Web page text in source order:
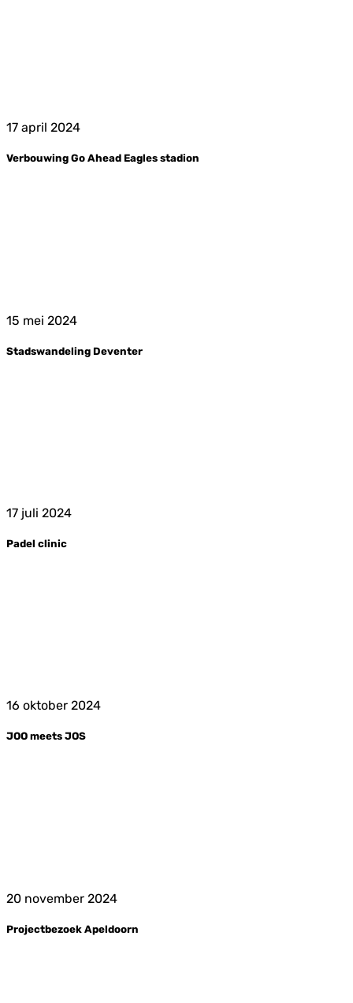
17 april 2024
Verbouwing Go Ahead Eagles stadion
15 mei 2024
Stadswandeling Deventer
17 juli 2024
Padel clinic
16 oktober 2024
JOO meets JOS
20 november 2024
Projectbezoek Apeldoorn